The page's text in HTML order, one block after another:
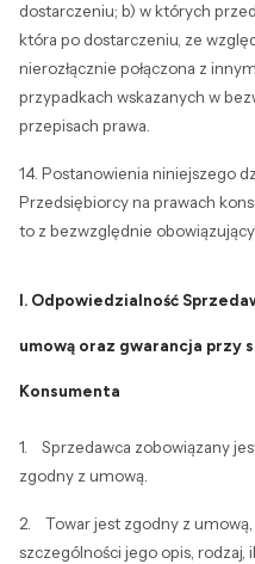
dostarczeniu; b) w których
która po dostarczeniu, ze
nierozłącznie połączona z
przypadkach wskazanych w
przepisach prawa.
14. Postanowienia niniejszego
Przedsiębiorcy na prawach
to z bezwzględnie
I. Odpowiedzialność
umową oraz gwarancja przy
Konsumenta
1. Sprzedawca zobowiązany
zgodny z umową.
2. Towar jest zgodny z
szczególności jego opis, rodzaj,